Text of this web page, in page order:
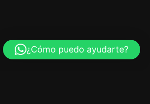
¿Cómo puedo ayudarte?